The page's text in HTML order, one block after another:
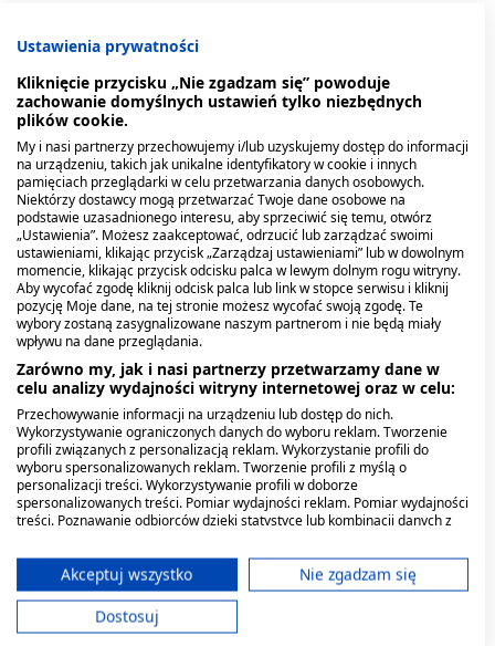
Po jakim czasie test narkotykowy
wykrywa substancje
Czas wykrywalności substancji psychoaktywnych zależy od
wielu czynników: rodzaju substancji, sposobu jej przyjęcia,
dawki, częstotliwości używania, a także indywidualnych cech
organizmu, takich jak metabolizm, masa ciała czy stan
nawodnienia.
W przypadku testów z moczu orientacyjne okna detekcji
wyglądają następująco: THC można wykryć u osoby
okazjonalnie sięgającej po konopie przez 3–4 dni, natomiast u
osób regularnie stosujących – nawet przez kilka tygodni.
Amfetamina i metamfetamina pozostają wykrywalne zazwyczaj
przez 2–4 dni. Kokaina i jej metabolity – przez 2–3 dni. Opiaty –
przez 2–4 dni. Benzodiazepiny – od kilku dni do nawet kilku
tygodni, zależnie od konkretnego preparatu. Mefedron w
teście narkotykowym z moczu wykrywalny jest zazwyczaj przez
2–3 dni od ostatniego zażycia.
orientacyjny. Indywidualne wyniki mogą się różnić, dlatego nie
należy traktować ich jako pewnej prognozy wyniku badania. Na
czas wykrywalności wpływa również funkcjonowanie nerek i
wątroby, które odpowiadają za metabolizm i wydalanie
Ustawienia prywatności
Kliknięcie przycisku „Nie zgadzam się” powoduje
zachowanie domyślnych ustawień tylko niezbędnych
plików cookie.
My i nasi partnerzy przechowujemy i/lub uzyskujemy dostęp do informacji
na urządzeniu, takich jak unikalne identyfikatory w cookie i innych
pamięciach przeglądarki w celu przetwarzania danych osobowych.
Niektórzy dostawcy mogą przetwarzać Twoje dane osobowe na
podstawie uzasadnionego interesu, aby sprzeciwić się temu, otwórz
„Ustawienia”. Możesz zaakceptować, odrzucić lub zarządzać swoimi
ustawieniami, klikając przycisk „Zarządzaj ustawieniami” lub w dowolnym
momencie, klikając przycisk odcisku palca w lewym dolnym rogu witryny.
Aby wycofać zgodę kliknij odcisk palca lub link w stopce serwisu i kliknij
pozycję Moje dane, na tej stronie możesz wycofać swoją zgodę. Te
wybory zostaną zasygnalizowane naszym partnerom i nie będą miały
wpływu na dane przeglądania.
Zarówno my, jak i nasi partnerzy przetwarzamy dane w
celu analizy wydajności witryny internetowej oraz w celu:
Przechowywanie informacji na urządzeniu lub dostęp do nich.
Wykorzystywanie ograniczonych danych do wyboru reklam. Tworzenie
profili związanych z personalizacją reklam. Wykorzystanie profili do
wyboru spersonalizowanych reklam. Tworzenie profili z myślą o
personalizacji treści. Wykorzystywanie profili w doborze
spersonalizowanych treści. Pomiar wydajności reklam. Pomiar wydajności
treści. Poznawanie odbiorców dzięki statystyce lub kombinacji danych z
ograniczonych danych do wyboru treści.
Dane mogą być udostępniane poza Unię Europejską i wysyłane do USA.
Twoja zgoda i polityka cookie dotyczą wyłącznie tej witryny/aplikacji.
Wyświetl listę partnerów (11 dostawców IAB)
Akceptuj wszystko
Nie zgadzam się
Dostosuj